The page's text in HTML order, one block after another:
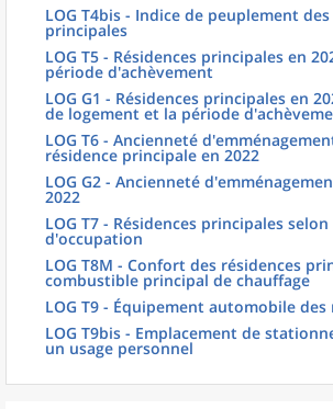
LOG T4bis - Indice de peuplement
principales
LOG T5 - Résidences principales en
période d'achèvement
LOG G1 - Résidences principales en
de logement et la période
LOG T6 - Ancienneté
résidence principale en 2022
LOG G2 - Ancienneté
2022
LOG T7 - Résidences principales
d'occupation
LOG T8M - Confort des résidences
combustible principal de chauffage
LOG T9 - Équipement automobile des
LOG T9bis - Emplacement de
un usage personnel